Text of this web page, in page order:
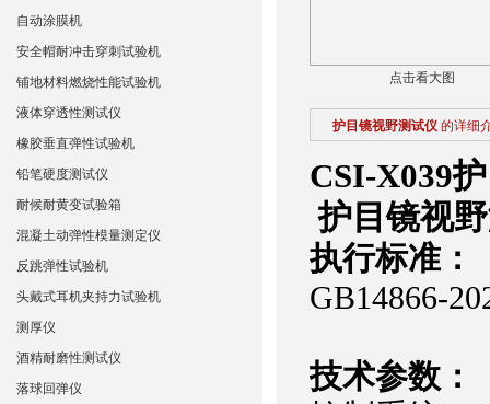
点击看大图
护目镜视野测试仪 的详细
CSI-X039
护目镜视
执行标准：
GB14866-
技术参数：
自动涂膜机
安全帽耐冲击穿刺试验机
铺地材料燃烧性能试验机
液体穿透性测试仪
橡胶垂直弹性试验机
铅笔硬度测试仪
耐候耐黄变试验箱
混凝土动弹性模量测定仪
反跳弹性试验机
头戴式耳机夹持力试验机
测厚仪
酒精耐磨性测试仪
落球回弹仪